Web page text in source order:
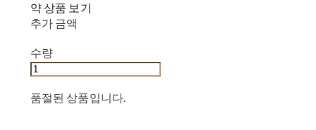
약 상품 보기
추가 금액
수량
품절된 상품입니다.